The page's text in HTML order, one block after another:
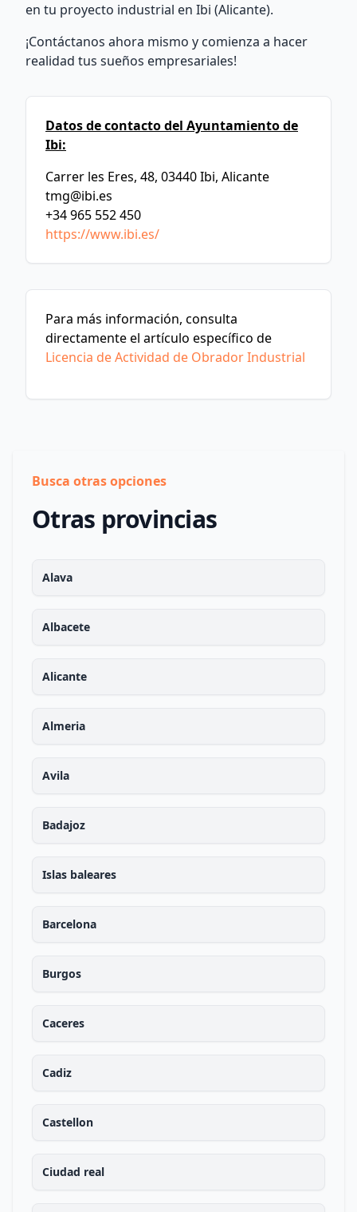
en tu proyecto industrial en Ibi (Alicante).
¡Contáctanos ahora mismo y comienza a hacer
realidad tus sueños empresariales!
Datos de contacto del Ayuntamiento de
Ibi:
Carrer les Eres, 48, 03440 Ibi, Alicante
tmg@ibi.es
+34 965 552 450
https://www.ibi.es/
Para más información, consulta
directamente el artículo específico de
Licencia de Actividad de Obrador Industrial
Busca otras opciones
Otras provincias
Alava
Albacete
Alicante
Almeria
Avila
Badajoz
Islas baleares
Barcelona
Burgos
Caceres
Cadiz
Castellon
Ciudad real